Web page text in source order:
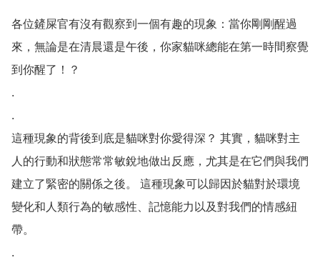
各位鏟屎官有沒有觀察到一個有趣的現象：當你剛剛醒過
來，無論是在清晨還是午後，你家貓咪總能在第一時間察覺
到你醒了！？
.
.
這種現象的背後到底是貓咪對你愛得深？ 其實，貓咪對主
人的行動和狀態常常敏銳地做出反應，尤其是在它們與我們
建立了緊密的關係之後。 這種現象可以歸因於貓對於環境
變化和人類行為的敏感性、記憶能力以及對我們的情感紐
帶。
.